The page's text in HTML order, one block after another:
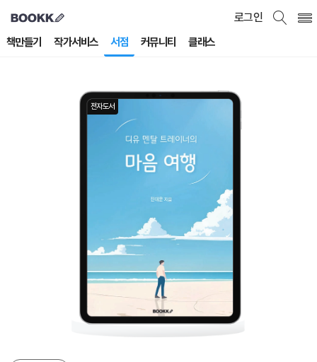
로그인
책만들기
작가서비스 서점 커뮤니티 클래스
전자도서